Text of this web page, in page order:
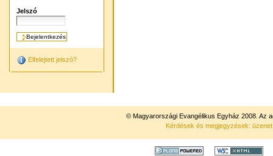
Jelszó
Elfelejtett jelszó?
© Magyarországi Evangélikus Egyház 2008. Az
Kérdések és megjegyzések: